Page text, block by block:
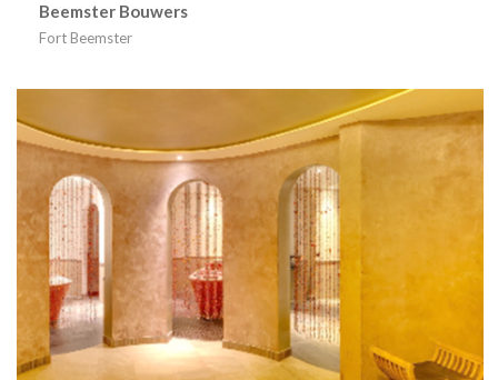
Beemster Bouwers
Fort Beemster